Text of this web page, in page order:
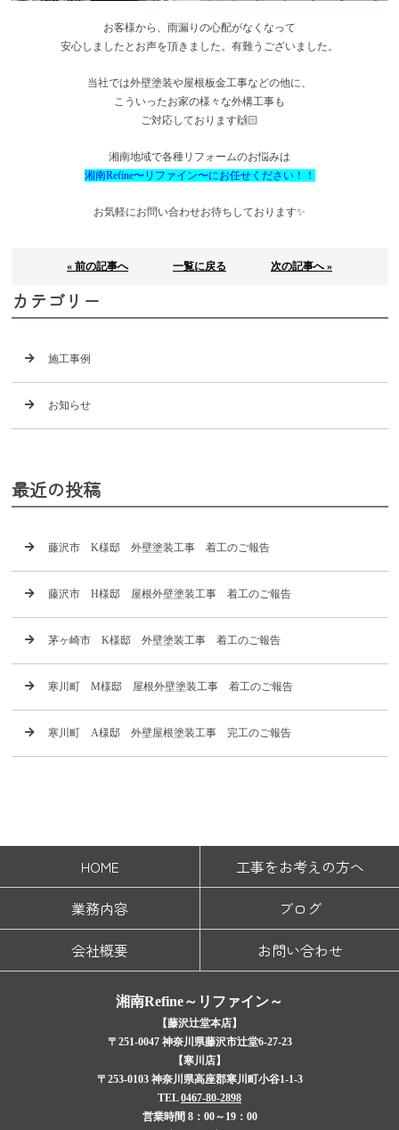
お客様から、雨漏りの心配がなくなって
安心しましたとお声を頂きました。有難うございました。
当社では外壁塗装や屋根板金工事などの他に、
こういったお家の様々な外構工事も
ご対応しております🙌🏻
湘南地域で各種リフォームのお悩みは
湘南Refine〜リファイン〜にお任せください！ ！
お気軽にお問い合わせお待ちしております✨
« 前の記事へ 一覧に戻る 次の記事へ »
カテゴリー
施工事例
お知らせ
最近の投稿
藤沢市 K様邸 外壁塗装工事 着工のご報告
藤沢市 H様邸 屋根外壁塗装工事 着工のご報告
茅ヶ崎市 K様邸 外壁塗装工事 着工のご報告
寒川町 M様邸 屋根外壁塗装工事 着工のご報告
寒川町 A様邸 外壁屋根塗装工事 完工のご報告
HOME
工事をお考えの方へ
業務内容
ブログ
会社概要
お問い合わせ
湘南Refine～リファイン～
【藤沢辻堂本店】
〒251-0047 神奈川県藤沢市辻堂6-27-23
【寒川店】
〒253-0103 神奈川県高座郡寒川町小谷1-1-3
TEL0467-80-2898
営業時間 8：00～19：00